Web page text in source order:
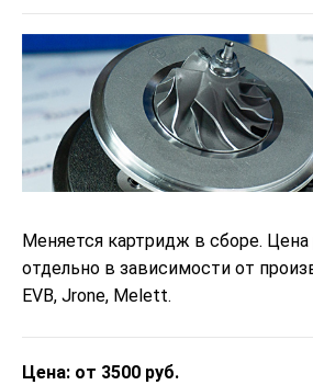
Меняется картридж в сборе.
отдельно в зависимости от
EVB, Jrone, Melett.
Цена: от 3500 руб.